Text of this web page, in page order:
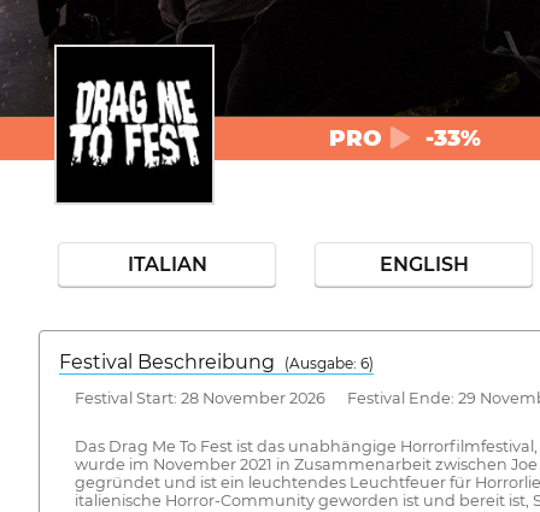
PRO -33%
ITALIAN ENGLISH
Festival Beschreibung
(Ausgabe: 6)
Festival Start: 28 November 2026 Festival Ende: 29
Das Drag Me To Fest ist das unabhängige
wurde im November 2021 in Zusammenarbeit zwischen
gegründet und ist ein leuchtendes Leuchtfeuer für
italienische Horror-Community geworden ist und bereit ist,